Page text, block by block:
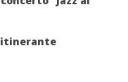
itinerante